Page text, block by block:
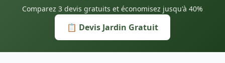
Comparez 3 devis gratuits et économisez jusqu'à 40%
📋 Devis Jardin Gratuit